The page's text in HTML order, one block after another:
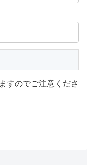
すのでご注意くださ